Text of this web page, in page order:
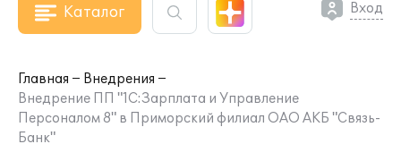
Каталог Вход
Главная
Внедрения
Внедрение ПП "1С:Зарплата и Управление
Персоналом 8" в Приморский филиал ОАО АКБ "Связь-
Банк"